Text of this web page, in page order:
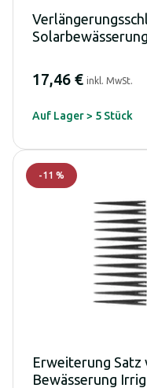
Solarbewässerung
17,46 € inkl. MwSt.
Auf Lager > 5 Stück
-11 %
Erweiterung
Bewässerung